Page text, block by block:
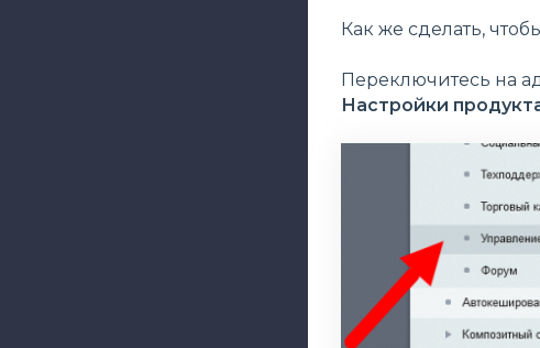
Как же сделать,
Переключитесь на
Настройки